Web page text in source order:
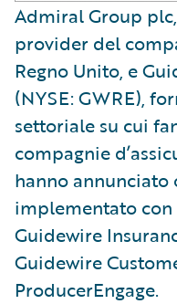
Admiral Group
provider del
Regno Unito, e
(NYSE: GWRE),
settoriale su cui
compagnie
hanno annunciato
implementato
Guidewire
Guidewire
ProducerEngage.